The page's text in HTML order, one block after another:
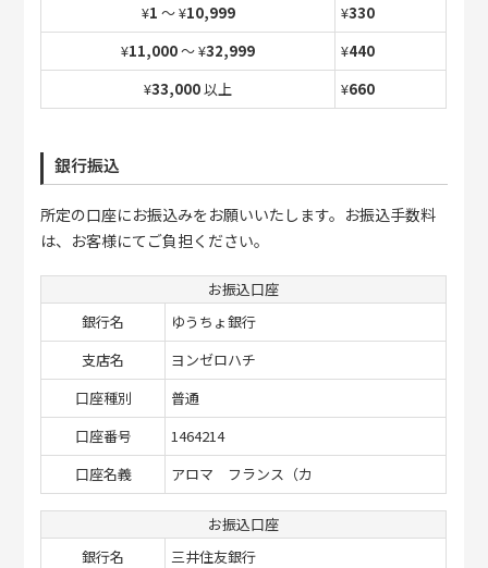
¥1 ～¥10,999 ¥330
¥11,000～¥32,999 ¥440
¥33,000以上 ¥660
銀行振込
所定の口座にお振込みをお願いいたします。お振込手数料
は、お客様にてご負担ください。
お振込口座
銀行名
ゆうちょ銀行
支店名
ヨンゼロハチ
口座種別
普通
口座番号
1464214
口座名義
アロマ フランス（カ
お振込口座
銀行名
三井住友銀行